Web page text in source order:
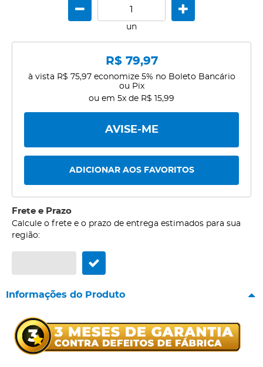
un
R$ 79,97
à vista R$ 75,97economize 5% no Boleto Bancário
ou Pix
ou em 5x de R$ 15,99
AVISE-ME
ADICIONAR AOS FAVORITOS
Frete e Prazo
Calcule o frete e o prazo de entrega estimados para sua
região:
Informações do Produto